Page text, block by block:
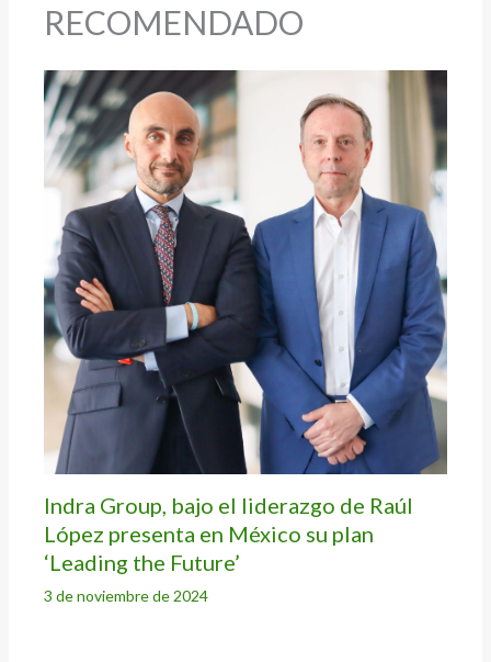
RECOMENDADO
Indra Group, bajo el liderazgo de Raúl
López presenta en México su plan
‘Leading the Future’
3 de noviembre de 2024